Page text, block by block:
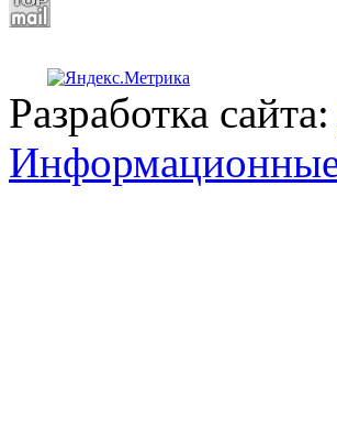
Разработка сайта: